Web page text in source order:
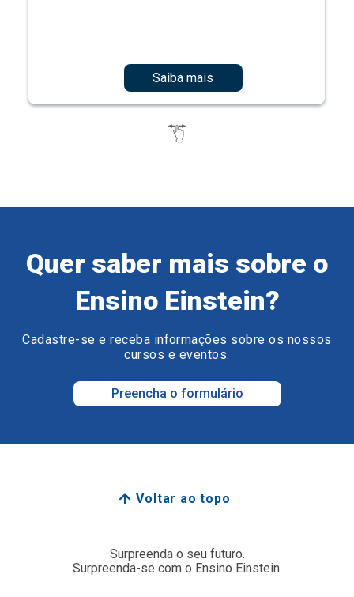
Saiba mais
Quer saber mais sobre o
Ensino Einstein?
Cadastre-se e receba informações sobre os nossos
cursos e eventos.
Preencha o formulário
Voltar ao topo
Surpreenda o seu futuro.
Surpreenda-se com o Ensino Einstein.